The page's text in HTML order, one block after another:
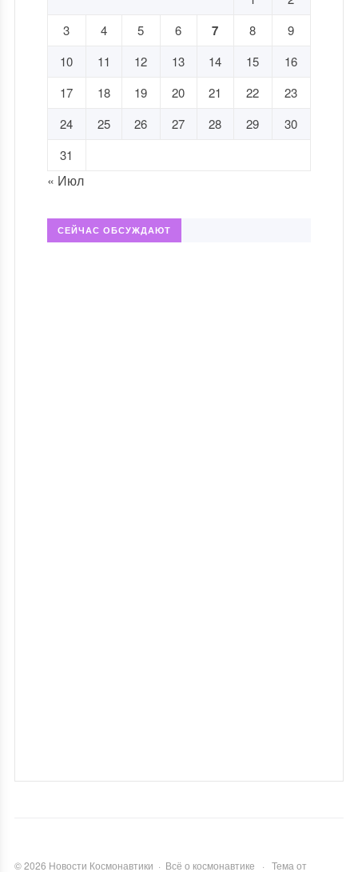
3
4 5 6 7 8
9
10
11 12 13 14 15
16
17
18 19 20 21 22
23
24
25 26 27 28 29
30
31
« Июл
СЕЙЧАС ОБСУЖДАЮТ
©2026 Новости Космонавтики · Всё о космонавтике · Тема от